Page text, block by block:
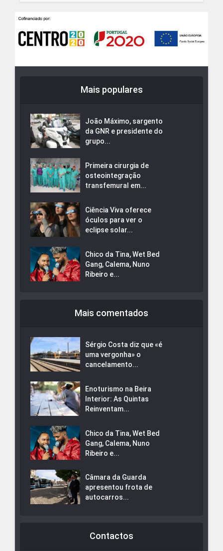
Mais populares
João Máximo, sargento
da GNR e presidente do
grupo...
Primeira cirurgia de
osteointegração
transfemural em...
Ciência Viva oferece
óculos para ver o
eclipse solar...
Chico da Tina, Wet Bed
Gang, Calema, Nuno
Ribeiro e...
Mais comentados
Sérgio Costa diz que «é
uma vergonha» o
cancelamento...
Enoturismo na Beira
Interior: As Quintas
Reinventam...
Chico da Tina, Wet Bed
Gang, Calema, Nuno
Ribeiro e...
Câmara da Guarda
apresentou frota de
autocarros...
Contactos